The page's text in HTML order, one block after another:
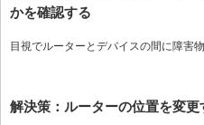
かを確認する
目視でルーターとデバイスの間に障害
解決策：ルーターの位置を変更